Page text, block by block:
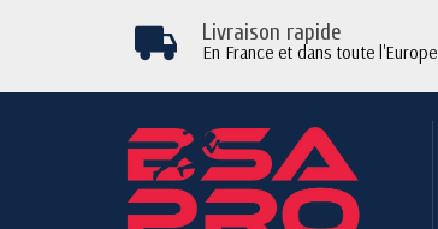
Livraison rapide
En France et dans toute l'Europe